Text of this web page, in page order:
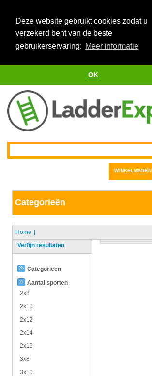
Deze website gebruikt cookies zodat u
verzekerd bent van de beste
gebruikerservaring: Meer informatie
OK
WINKELWAGEN
Categorieën
Home
Verfijn resultaten
Categorieen
Aantal sporten
2x8
2x10
2x12
2x14
2x16
3x8
3x10